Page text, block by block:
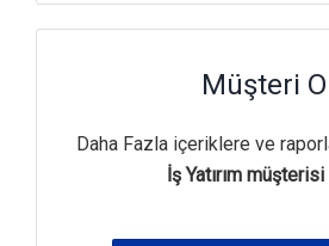
Müşteri Ol
Daha Fazla içeriklere ve
İş Yatırım